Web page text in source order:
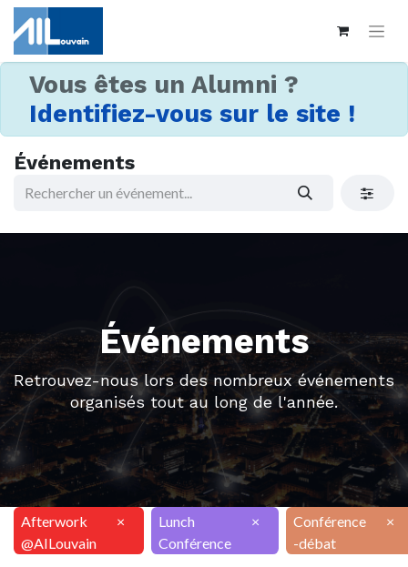
Vous êtes un Alumni ?
Identifiez-vous sur le site !
Événements
Événements
Retrouvez-nous lors des nombreux événements
organisés tout au long de l'année.
Afterwork
@AILouvain
×
Lunch
Conférence
×
Conférence
-débat
×